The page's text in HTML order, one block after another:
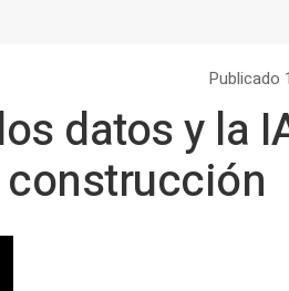
Publicado
datos y la